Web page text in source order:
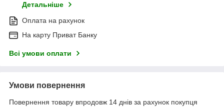
Детальніше
Оплата на рахунок
На карту Приват Банку
Всі умови оплати
Умови повернення
Повернення товару впродовж 14 днів за рахунок покупця